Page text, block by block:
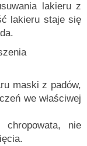
lakieru z
lakieru staje się
maski z padów,
we właściwej
chropowata, nie